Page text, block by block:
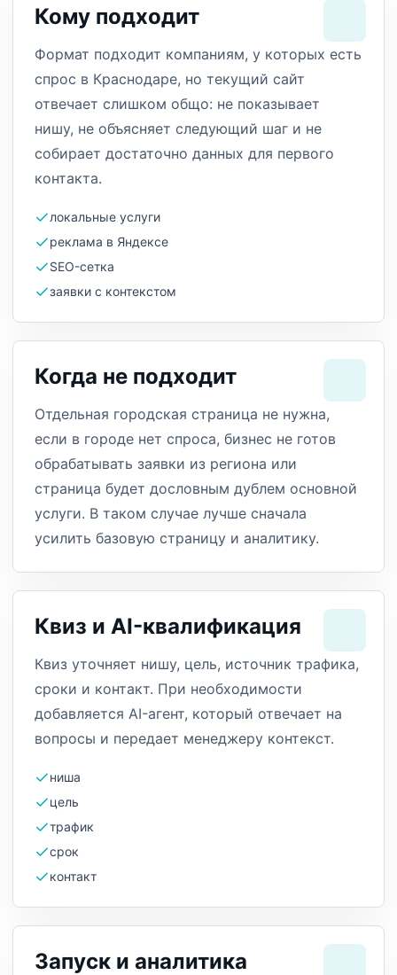
Кому подходит
Формат подходит компаниям, у которых есть
спрос в Краснодаре, но текущий сайт
отвечает слишком общо: не показывает
нишу, не объясняет следующий шаг и не
собирает достаточно данных для первого
контакта.
локальные услуги
реклама в Яндексе
SEO-сетка
заявки с контекстом
Когда не подходит
Отдельная городская страница не нужна,
если в городе нет спроса, бизнес не готов
обрабатывать заявки из региона или
страница будет дословным дублем основной
услуги. В таком случае лучше сначала
усилить базовую страницу и аналитику.
Квиз и AI-квалификация
Квиз уточняет нишу, цель, источник трафика,
сроки и контакт. При необходимости
добавляется AI-агент, который отвечает на
вопросы и передает менеджеру контекст.
ниша
цель
трафик
срок
контакт
Запуск и аналитика